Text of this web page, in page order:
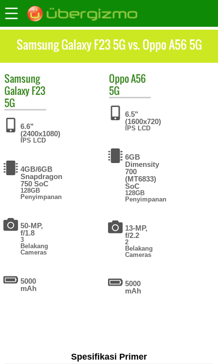
Samsung Galaxy F23 5G vs. Oppo A56 5G
Samsung
Galaxy F23
5G
6.6"
(2400x1080)
IPS LCD
4GB/6GB
Snapdragon
750 SoC
128GB
Penyimpanan
50-MP,
f/1.8
3
Belakang
Cameras
5000
mAh
OppoA56
5G
6.5"
(1600x720)
IPS LCD
6GB
Dimensity
700
(MT6833)
SoC
128GB
Penyimpanan
13-MP,
f/2.2
2
Belakang
Cameras
5000
mAh
Spesifikasi Primer